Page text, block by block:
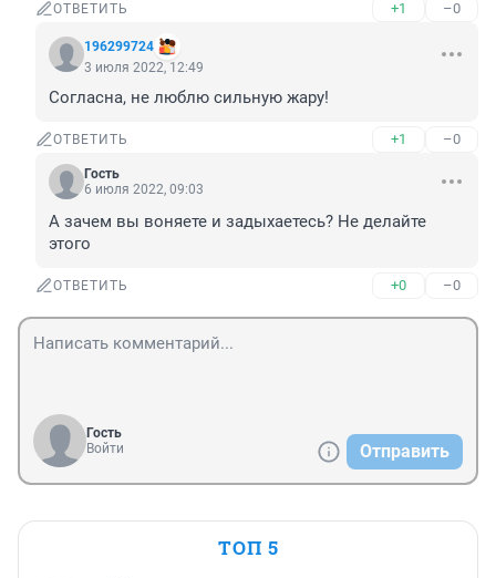
ОТВЕТИТЬ +1 –0
196299724
3 июля 2022, 12:49
Согласна, не люблю сильную жару!
ОТВЕТИТЬ +1 –0
Гость
6 июля 2022, 09:03
А зачем вы воняете и задыхаетесь? Не делайте
этого
ОТВЕТИТЬ +0 –0
Гость
Войти
Отправить
ТОП 5